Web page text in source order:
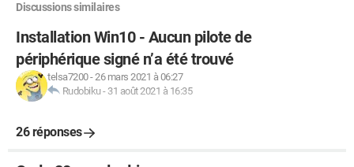
Discussions similaires
Installation Win10 - Aucun pilote de
périphérique signé n’a été trouvé
telsa7200-26 mars 2021 à 06:27
Rudobiku- 31 août 2021 à 16:35
26 réponses